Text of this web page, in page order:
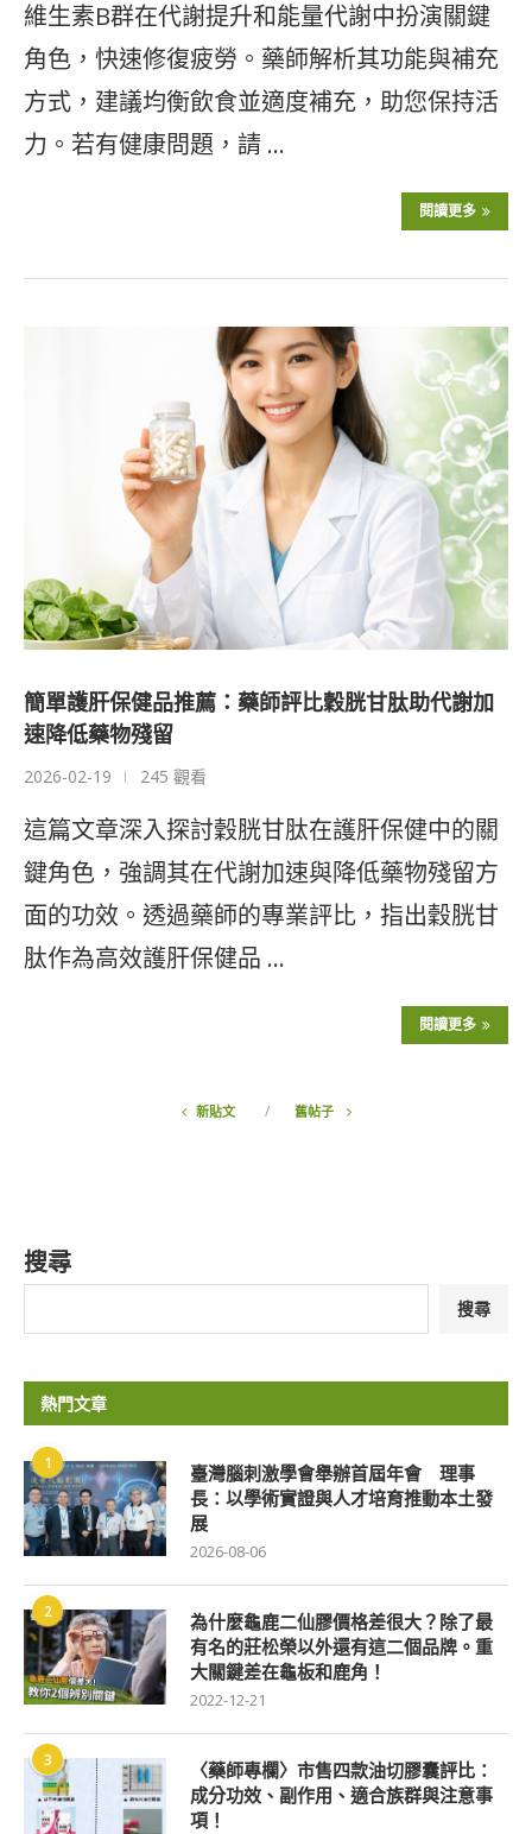
維生素B群在代謝提升和能量代謝中扮演關鍵
角色，快速修復疲勞。藥師解析其功能與補充
方式，建議均衡飲食並適度補充，助您保持活
力。若有健康問題，請 …
閱讀更多
簡單護肝保健品推薦：藥師評比穀胱甘肽助代謝加
速降低藥物殘留
2026-02-19 245 觀看
這篇文章深入探討穀胱甘肽在護肝保健中的關
鍵角色，強調其在代謝加速與降低藥物殘留方
面的功效。透過藥師的專業評比，指出穀胱甘
肽作為高效護肝保健品 …
閱讀更多
新貼文 舊帖子
搜尋
搜尋
熱門文章
1
臺灣腦刺激學會舉辦首屆年會 理事
長：以學術實證與人才培育推動本土發
展
2026-08-06
2
為什麼龜鹿二仙膠價格差很大？除了最
有名的莊松榮以外還有這二個品牌。重
大關鍵差在龜板和鹿角！
2022-12-21
3
〈藥師專欄〉市售四款油切膠囊評比：
成分功效、副作用、適合族群與注意事
項！